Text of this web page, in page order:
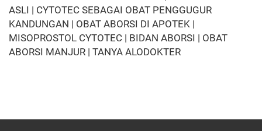
ASLI | CYTOTEC SEBAGAI OBAT PENGGUGUR
KANDUNGAN | OBAT ABORSI DI APOTEK |
MISOPROSTOL CYTOTEC | BIDAN ABORSI | OBAT
ABORSI MANJUR | TANYA ALODOKTER